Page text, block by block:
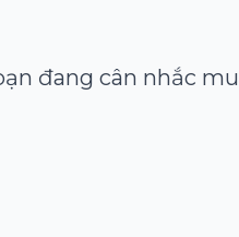
đang cân nhắc